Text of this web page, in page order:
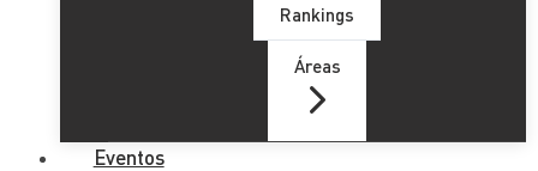
Rankings
Áreas
Eventos